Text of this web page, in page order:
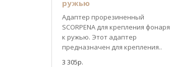
ружью
Адаптер прорезиненный
SCORPENA для крепления фонаря
к ружью. Этот адаптер
предназначен для крепления..
3 305р.